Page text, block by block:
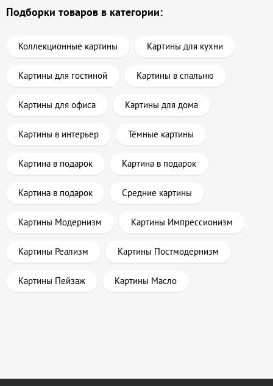
Подборки товаров в категории:
Коллекционные картины Картины для кухни
Картины для гостиной Картины в спальню
Картины для офиса Картины для дома
Картины в интерьер Тёмные картины
Картина в подарок Картина в подарок
Картина в подарок Средние картины
Картины Модернизм Картины Импрессионизм
Картины Реализм Картины Постмодернизм
Картины Пейзаж Картины Масло